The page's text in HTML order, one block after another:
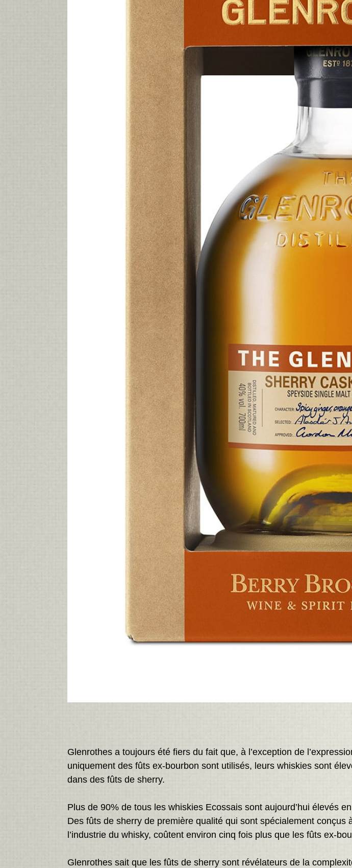
Glenrothes a toujours été fiers du fait que, à l’exception de
uniquement des fûts ex-bourbon sont utilisés, leurs whiskies sont
dans des fûts de sherry.
Plus de 90% de tous les whiskies Ecossais sont aujourd’hui élevés
Des fûts de sherry de première qualité qui sont spécialement conçus
l’industrie du whisky, coûtent environ cinq fois plus que les fûts ex-
Glenrothes sait que les fûts de sherry sont révélateurs de la